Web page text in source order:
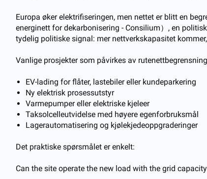
Europa øker elektrifiseringen, men nettet er blitt en
energinett for dekarbonisering - Consilium）, en
tydelig politiske signal: mer nettverkskapasitet
Vanlige prosjekter som påvirkes av
EV-lading for flåter, lastebiler eller kundeparkering
Ny elektrisk prosessutstyr
Varmepumper eller elektriske kjeleer
Taksolcelleutvidelse med høyere egenforbruksmål
Lagerautomatisering og kjølekjedeoppgraderinger
Det praktiske spørsmålet er enkelt:
Can the site operate the new load with the grid